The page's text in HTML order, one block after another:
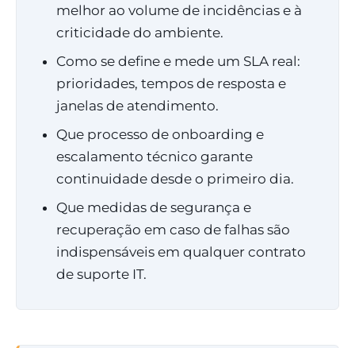
melhor ao volume de incidências e à
criticidade do ambiente.
Como se define e mede um SLA real:
prioridades, tempos de resposta e
janelas de atendimento.
Que processo de onboarding e
escalamento técnico garante
continuidade desde o primeiro dia.
Que medidas de segurança e
recuperação em caso de falhas são
indispensáveis em qualquer contrato
de suporte IT.